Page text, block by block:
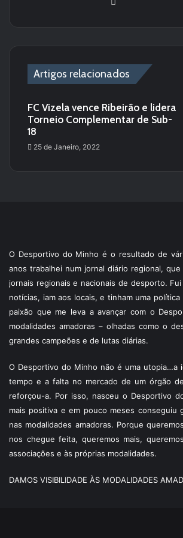
Artigos relacionados
FC Vizela vence Ribeirão e lidera
Torneio Complementar de Sub-
18
25 de Janeiro, 2022
O Desportivo do Minho é o resultado de
anos trabalhei num jornal diário regional,
jornais regionais e nacionais de desporto.
notícias, iam aos locais, e tinham uma
paixão que me leva a avançar com o
modalidades amadoras – olhadas como o
grandes campeões e de lutas diárias.
O Desportivo do Minho não é uma utopia…a
tempo e a falta no mercado de um órgão
reforçou-a. Por isso, nasceu o Desportivo
mais positiva e em pouco meses
nas modalidades amadoras. Porque
nos chegue feita, queremos mais,
associações e às próprias modalidades.
DAMOS VISIBILIDADE ÀS MODALIDADES